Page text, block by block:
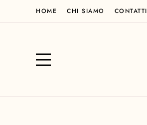
HOME CHI SIAMO CONTATTI